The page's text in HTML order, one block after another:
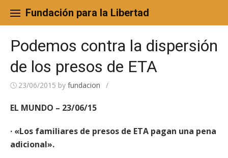
content
Fundación para la Libertad
Podemos contra la dispersión
de los presos de ETA
23/06/2015 by fundacion /
EL MUNDO – 23/06/15
· «Los familiares de presos de ETA pagan una pena
adicional».